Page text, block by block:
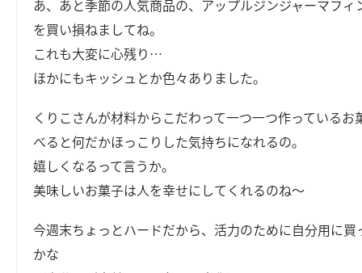
あ、あと季節の人気商品の、アップルジンジャーマフィ
を買い損ねましてね。
これも大変に心残り…
ほかにもキッシュとか色々ありました。
くりこさんが材料からこだわって一つ一つ作っているお
べると何だかほっこりした気持ちになれるの。
嬉しくなるって言うか。
美味しいお菓子は人を幸せにしてくれるのね～
今週末ちょっとハードだから、活力のために自分用に買
かな